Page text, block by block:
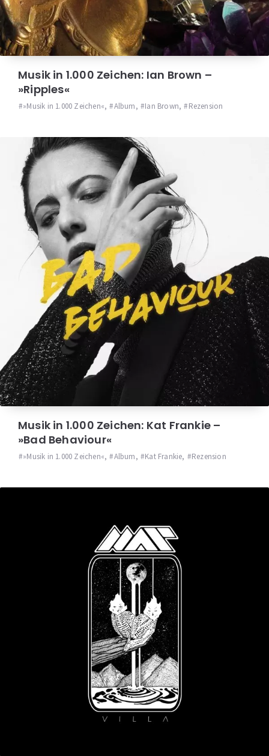
Musik in 1.000 Zeichen: Ian Brown –
»Ripples«
»Musik in 1.000 Zeichen«, Album, Ian Brown, Rezension
Musik in 1.000 Zeichen: Kat Frankie –
»Bad Behaviour«
»Musik in 1.000 Zeichen«, Album, Kat Frankie, Rezension